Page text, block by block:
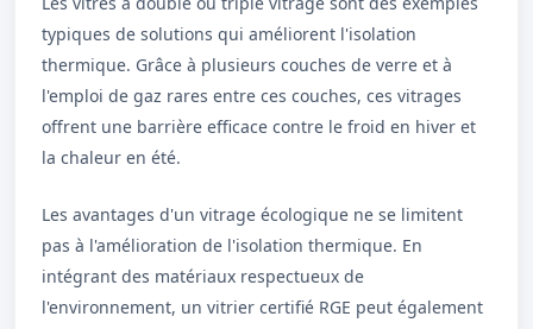
typiques de solutions qui améliorent l'isolation
thermique. Grâce à plusieurs couches de verre et à
l'emploi de gaz rares entre ces couches, ces vitrages
offrent une barrière efficace contre le froid en hiver et
la chaleur en été.
Les avantages d'un vitrage écologique ne se limitent
pas à l'amélioration de l'isolation thermique. En
intégrant des matériaux respectueux de
l'environnement, un vitrier certifié RGE peut également